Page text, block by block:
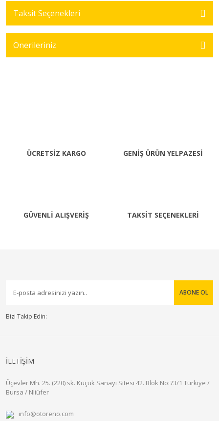
Taksit Seçenekleri
Önerileriniz
ÜCRETSİZ KARGO GENİŞ ÜRÜN YELPAZESİ
GÜVENLİ ALIŞVERİŞ TAKSİT SEÇENEKLERİ
ABONE OL
Bizi Takip Edin:
İLETİŞİM
Üçevler Mh. 25. (220) sk. Küçük Sanayi Sitesi 42. Blok No:73/1 Türkiye /
Bursa / Nliüfer
info@otoreno.com